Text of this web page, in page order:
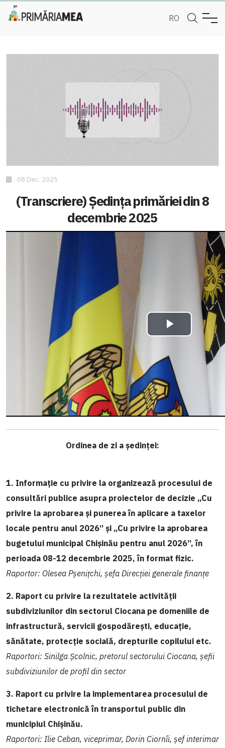
RO
08 Dec. 2025
(Transcriere) Ședința primăriei din 8
decembrie 2025
Ordinea de zi a ședinței:
1. Informație cu privire la organizează procesului de
consultări publice asupra proiectelor de decizie „Cu
privire la aprobarea și punerea în aplicare a taxelor
locale pentru anul 2026” și „Cu privire la aprobarea
bugetului municipal Chișinău pentru anul 2026”, în
perioada 08-12 decembrie 2025, în format fizic.
Raportor: Olesea Pșenițchi, șefa Direcției generale finanțe
2. Raport cu privire la rezultatele activității
subdiviziunilor din sectorul Ciocana pe domeniile de
infrastructură, servicii gospodărești, educație,
sănătate, protecție socială, drepturile copilului etc.
Raportori: Sinilga Școlnic, pretorul sectorului Ciocana, șefii
subdiviziunilor de profil din sector
3. Raport cu privire la implementarea procesului de
tichetare electronică în transportul public din
municipiul Chișinău.
Raportori: Ilie Ceban, viceprimar, Dorin Ciornîi, șef interimar